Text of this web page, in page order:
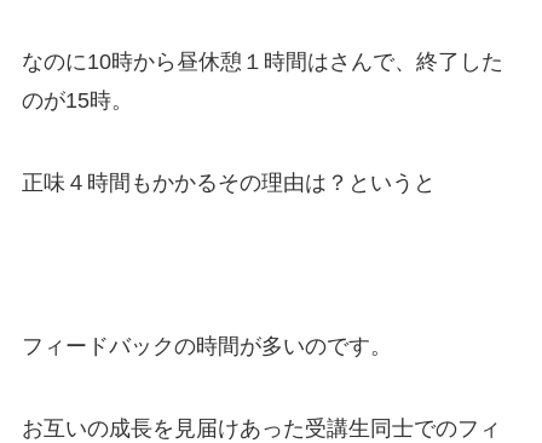
なのに10時から昼休憩１時間はさんで、終了した
のが15時。
正味４時間もかかるその理由は？というと
フィードバックの時間が多いのです。
お互いの成長を見届けあった受講生同士でのフィ